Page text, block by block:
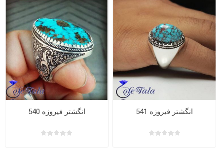
انگشتر فیروزه 540 انگشتر فیروزه 541